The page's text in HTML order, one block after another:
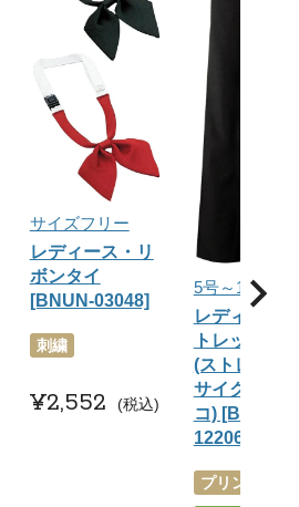
サイズフリー
レディース・リ
ボンタイ
[BNUN-03048]
刺繍
¥2,552 税込
5号～17号
レディース
トレッチパ
(ストレッチ
サイクル繊
コ) [BNUN-
12206-99]
プリント